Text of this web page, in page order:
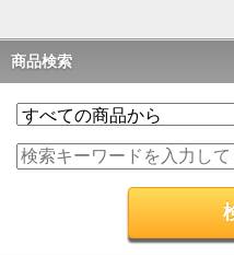
商品検索